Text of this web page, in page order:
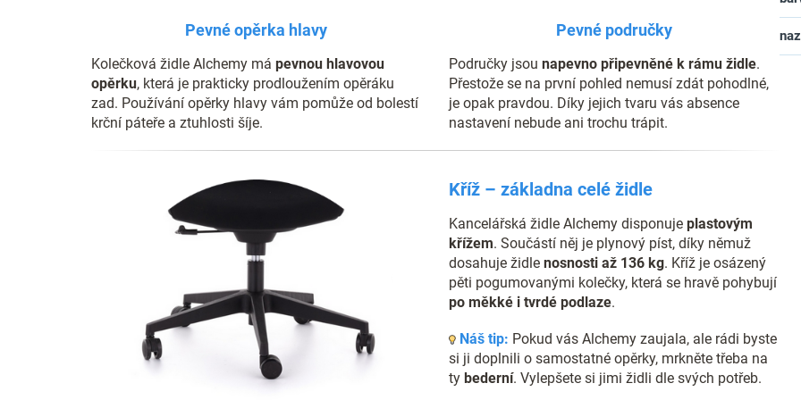
Pevné opěrka hlavy
Kolečková židle Alchemy má pevnou hlavovou
opěrku, která je prakticky prodloužením opěráku
zad. Používání opěrky hlavy vám pomůže od bolestí
krční páteře a ztuhlosti šíje.
Pevné područky
Područky jsounapevno připevněné k rámu židle.
Přestože se na první pohled nemusí zdát pohodlné,
je opak pravdou. Díky jejich tvaru vás absence
nastavení nebude ani trochu trápit.
Kříž – základna celé židle
Kancelářská židle Alchemy disponujeplastovým
křížem. Součástí něj je plynový píst, díky němuž
dosahuje židlenosnosti až 136 kg. Kříž je osázený
pěti pogumovanými kolečky, která se hravě pohybují
po měkké i tvrdé podlaze.
Náš tip: Pokud vás Alchemy zaujala, ale rádi byste
si ji doplnili o samostatné opěrky, mrkněte třeba na
tybederní. Vylepšete si jimi židli dle svých potřeb.